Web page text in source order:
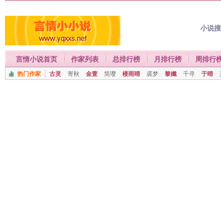
小说
言情小说首页 作家列表 总排行榜 月排行榜 周排行
热门作家 古灵 寄秋 金萱 简璎 楼雨晴 裘梦 黎孅 千寻 于晴